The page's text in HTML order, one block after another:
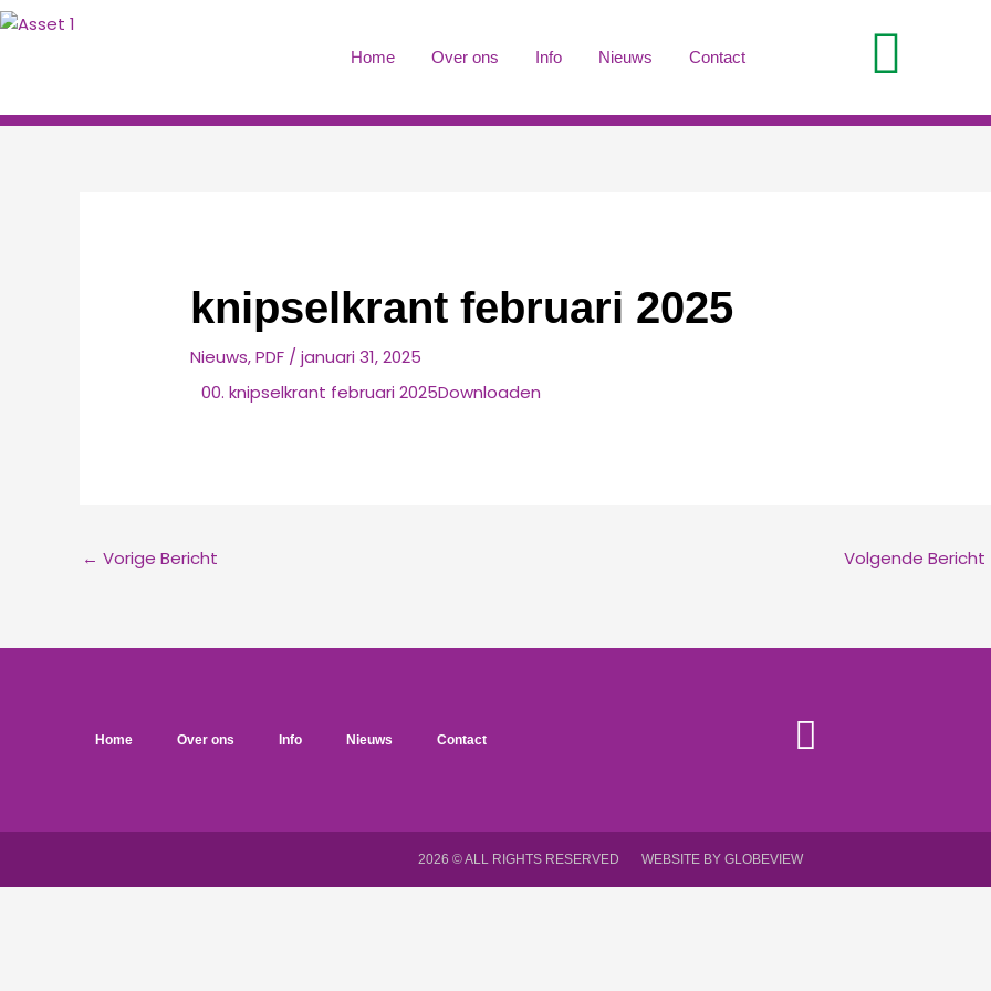
Ga
Home Over ons Info Nieuws Contact
knipselkrant februari 2025
Nieuws,PDF /januari 31, 2025
00. knipselkrant februari 2025Downloaden
← Vorige Bericht Volgende Bericht
Home Over ons Info Nieuws Contact
2026 © ALL RIGHTS RESERVED WEBSITE BY GLOBEVIEW